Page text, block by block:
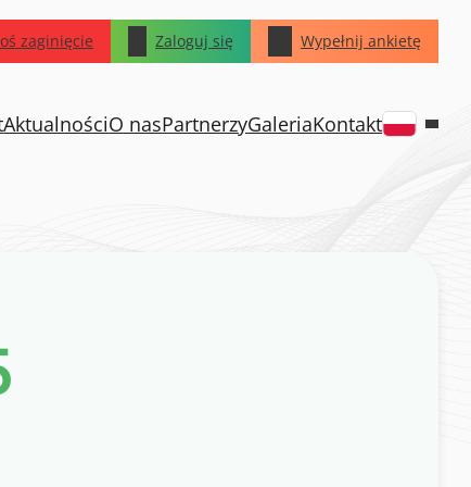
zaginięcie Zaloguj się Wypełnij ankietę
AktualnościO nasPartnerzyGaleriaKontakt